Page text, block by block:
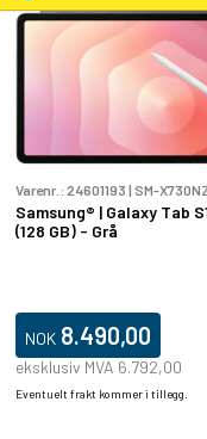
Varenr.: 24601193 | SM-
Samsung® | Galaxy Tab
(128 GB) - Grå
NOK 8.490,00
eksklusiv MVA 6.792,00
Eventuelt frakt kommer i tillegg.